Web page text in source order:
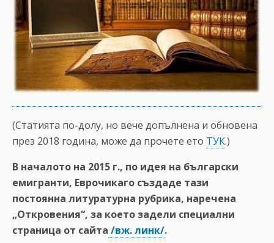
(Статията по-долу, но вече допълнена и обновена
през 2018 година, може да прочете ето ТУК.)
В началото на 2015 г., по идея на български
емигранти, Еврочикаго създаде тази
постоянна литуратурна рубрика, наречена
„Откровения“, за което задели специални
страница от сайта /вж. линк/.